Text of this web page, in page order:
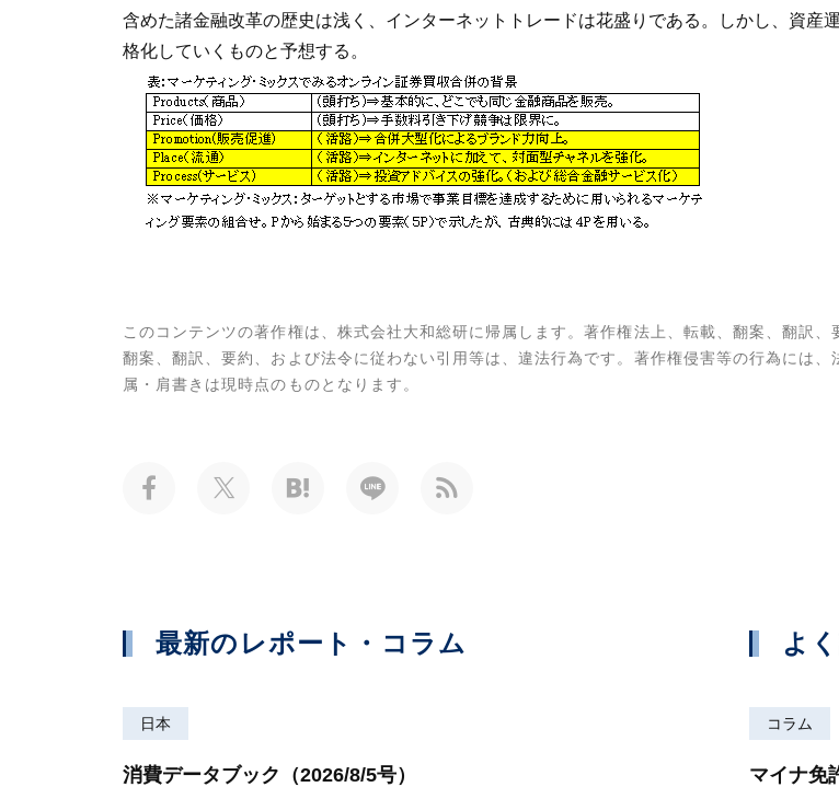
含めた諸金融改革の歴史は浅く、インターネットトレードは花盛りである。しかし、資
格化していくものと予想する。
このコンテンツの著作権は、株式会社大和総研に帰属します。著作権法上、転載、翻案、翻訳
翻案、翻訳、要約、および法令に従わない引用等は、違法行為です。著作権侵害等の行為には
属・肩書きは現時点のものとなります。
最新のレポート・コラム
日本
消費データブック（2026/8/5号）
よ
コラム
マイナ免